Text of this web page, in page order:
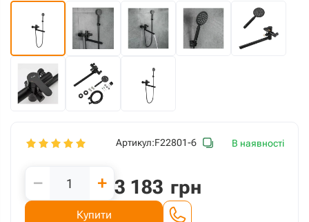
Артикул:F22801-6 В наявності
− + 3 183 грн
Купити